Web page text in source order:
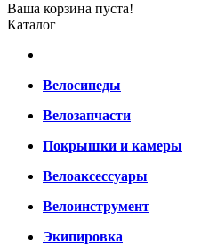
Ваша корзина пуста!
Каталог
Велосипеды
Велозапчасти
Покрышки и камеры
Велоаксессуары
Велоинструмент
Экипировка